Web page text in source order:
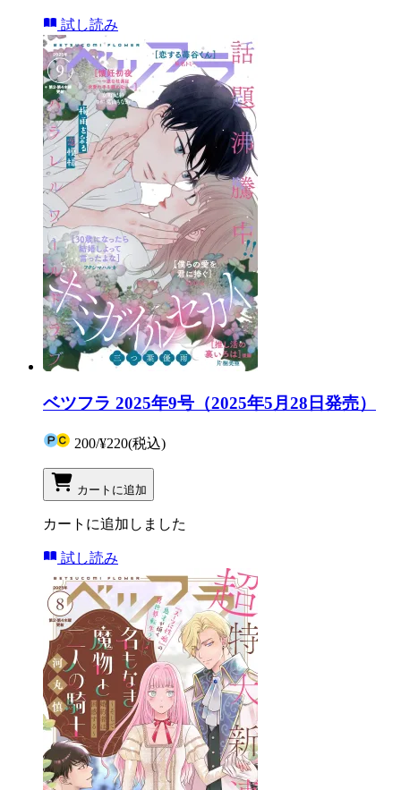
試し読み
ベツフラ 2025年9号（2025年5月28日発売）
200/¥220(税込)
カートに追加
カートに追加しました
試し読み